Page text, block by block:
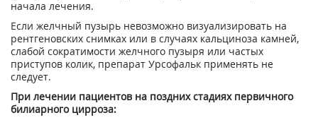
начала лечения.
Если желчный пузырь невозможно визуализировать на
рентгеновских снимках или в случаях кальциноза камней,
слабой сократимости желчного пузыря или частых
приступов колик, препарат Урсофальк применять не
следует.
При лечении пациентов на поздних стадиях первичного
билиарного цирроза: